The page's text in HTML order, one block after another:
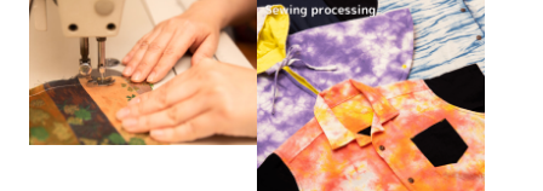
大阪部会
近江部会
嵯峨野部会
丸太町部会
洛南部会
プロジェクトリーダー